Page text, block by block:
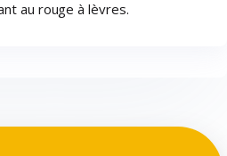
au rouge à lèvres.